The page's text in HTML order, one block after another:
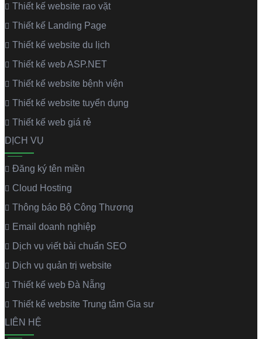
Thiết kế website rao vặt
Thiết kế Landing Page
Thiết kế website du lịch
Thiết kế web ASP.NET
Thiết kế website bệnh viện
Thiết kế website tuyển dụng
Thiết kế web giá rẻ
DỊCH VỤ
Đăng ký tên miền
Cloud Hosting
Thông báo Bộ Công Thương
Email doanh nghiệp
Dịch vụ viết bài chuẩn SEO
Dịch vụ quản trị website
Thiết kế web Đà Nẵng
Thiết kế website Trung tâm Gia sư
LIÊN HỆ